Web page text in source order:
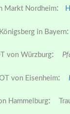
Markt Nordheim:
in Bayern:
von Würzburg:
von Eisenheim:
Hammelburg: